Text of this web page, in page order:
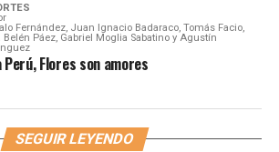
Fernández, Juan Ignacio Badaraco, Tomás Facio,
Belén Páez, Gabriel Moglia Sabatino y Agustín
Perú, Flores son amores
SEGUIR LEYENDO